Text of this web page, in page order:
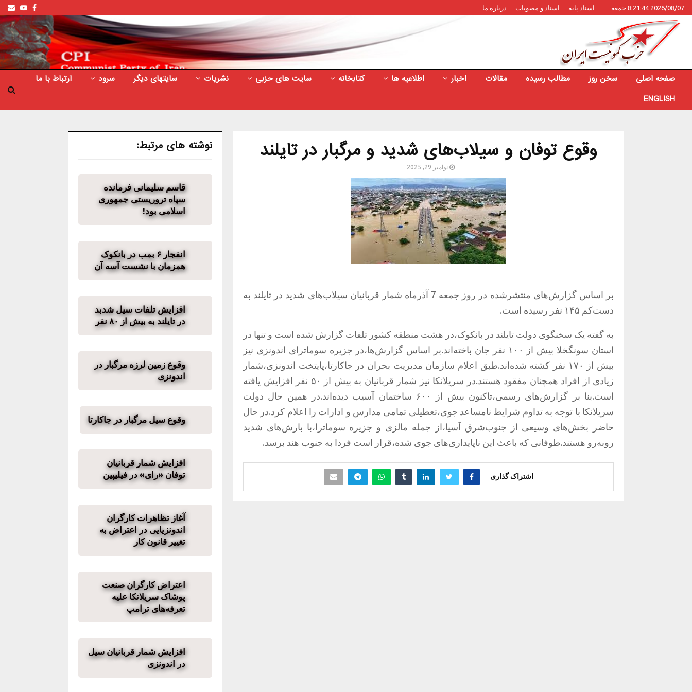
2026/08/07 8:21:44 جمعه اسناد پایه اسناد و مصوبات درباره ما Facebook
صفحه اصلی سخن روز مطالب رسیده مقالات اخبار اطلاعیه ها کتابخانه سایت های حزبی نشریات سایتهای دیگر سرود
ارتباط با ما
ENGLISH
وقوع توفان‌ و سیلاب‌های شدید و مرگبار در تایلند
نوامبر 29, 2025
بر اساس گزارش‌‌های منتشرشده در روز جمعه 7 آذرماه شمار قربانیان سیلاب‌های شدید در تایلند به
دست‌کم ۱۴۵ نفر رسیده است.
به گفته یک سخنگوی دولت تایلند در بانکوک،در هشت منطقه کشور تلفات گزارش شده است و تنها در
استان سونگخلا بیش از ۱۰۰ نفر جان باخته‌اند.بر اساس گزارش‌ها،در جزیره سوماترای اندونزی نیز
بیش از ۱۷۰ نفر کشته شده‌اند.طبق اعلام سازمان مدیریت بحران در جاکارتا،پایتخت اندونزی،شمار
زیادی از افراد همچنان مفقود هستند.در سریلانکا نیز شمار قربانیان به بیش از ۵۰ نفر افزایش یافته
است.بنا بر گزارش‌های رسمی،تاکنون بیش از ۶۰۰ ساختمان آسیب دیده‌اند.در همین حال دولت
سریلانکا با توجه به تداوم شرایط نامساعد جوی،تعطیلی تمامی مدارس و ادارات را اعلام کرد.در حال
حاضر بخش‌های وسیعی از جنوب‌شرق آسیا،از جمله مالزی و جزیره سوماترا،با بارش‌های شدید
روبه‌رو هستند.طوفانی که باعث این ناپایداری‌های جوی شده،قرار است فردا به جنوب هند برسد.
اشتراک گذاری
نوشته های مرتبط:
قاسم سلیمانی فرمانده
سپاه تروریستی جمهوری
اسلامی بود!
انفجار ۶ بمب در بانکوک
همزمان با نشست آسه آن
افزایش تلفات سیل شدبد
در تایلند به بیش از ۸۰ نفر
وقوع زمین لرزه مرگبار در
اندونزی
وقوع سیل مرگبار در جاکارتا
افزایش شمار قربانیان
توفان «رای» در فیلیپین
آغاز تظاهرات کارگران
اندونزیایی در اعتراض به
تغییر قانون کار
اعتراض کارگران صنعت
پوشاک سریلانکا علیه
تعرفه‌های ترامپ
افزایش شمار قربانیان سیل
در اندونزی